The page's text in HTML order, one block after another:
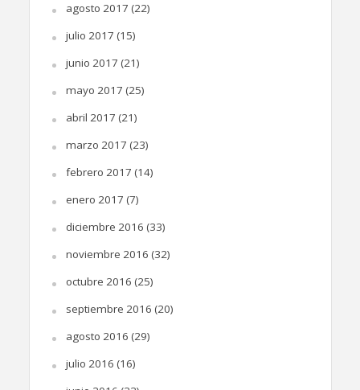
agosto 2017 (22)
julio 2017 (15)
junio 2017 (21)
mayo 2017 (25)
abril 2017 (21)
marzo 2017 (23)
febrero 2017 (14)
enero 2017 (7)
diciembre 2016 (33)
noviembre 2016 (32)
octubre 2016 (25)
septiembre 2016 (20)
agosto 2016 (29)
julio 2016 (16)